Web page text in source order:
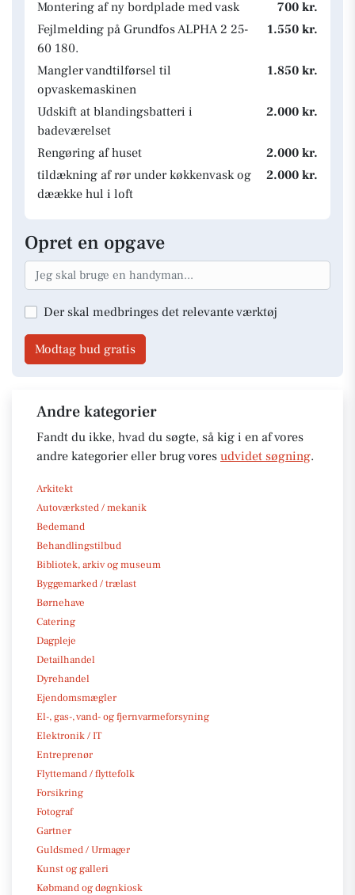
Montering af ny bordplade med vask
700 kr.
Fejlmelding på Grundfos ALPHA 2 25-
60 180.
1.550 kr.
Mangler vandtilførsel til
opvaskemaskinen
1.850 kr.
Udskift at blandingsbatteri i
badeværelset
2.000 kr.
Rengøring af huset
2.000 kr.
tildækning af rør under køkkenvask og
dæække hul i loft
2.000 kr.
Opret en opgave
Der skal medbringes det relevante værktøj
Modtag bud gratis
Andre kategorier
Fandt du ikke, hvad du søgte, så kig i en af vores
andre kategorier eller brug vores udvidet søgning.
Arkitekt
Autoværksted / mekanik
Bedemand
Behandlingstilbud
Bibliotek, arkiv og museum
Byggemarked / trælast
Børnehave
Catering
Dagpleje
Detailhandel
Dyrehandel
Ejendomsmægler
El-, gas-, vand- og fjernvarmeforsyning
Elektronik / IT
Entreprenør
Flyttemand / flyttefolk
Forsikring
Fotograf
Gartner
Guldsmed / Urmager
Kunst og galleri
Købmand og døgnkiosk